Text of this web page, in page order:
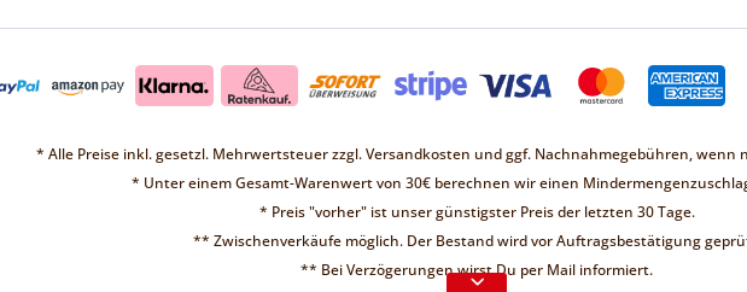
❤ Liebe Kunden ❤
* Alle Preise inkl. gesetzl. Mehrwertsteuer zzgl.Versandkosten und ggf. Nachnahmegebühren, wenn
* Unter einem Gesamt-Warenwert von 30€ berechnen wir einen
* Preis "vorher" ist unser günstigster Preis der letzten 30 Tage.
** Zwischenverkäufe möglich. Der Bestand wird vor Auftragsbestätigung
** Bei Verzögerungen wirst Du per Mail informiert.